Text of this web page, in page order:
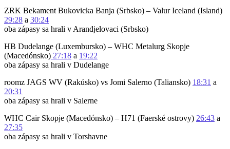
ZRK Bekament Bukovicka Banja (Srbsko) – Valur Iceland (Island)
29:28 a 30:24
oba zápasy sa hrali v Arandjelovaci (Srbsko)
HB Dudelange (Luxembursko) – WHC Metalurg Skopje
(Macedónsko) 27:18 a 19:22
oba zápasy sa hrali v Dudelange
roomz JAGS WV (Rakúsko) vs Jomi Salerno (Taliansko) 18:31 a
20:31
oba zápasy sa hrali v Salerne
WHC Cair Skopje (Macedónsko) – H71 (Faerské ostrovy) 26:43 a
27:35
oba zápasy sa hrali v Torshavne